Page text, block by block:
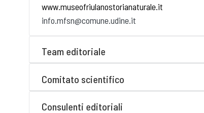
www.museofriulanostorianaturale.it
info.mfsn@comune.udine.it
Team editoriale
Comitato scientifico
Consulenti editoriali